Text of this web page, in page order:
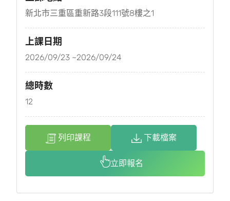
新北市三重區重新路3段111號8樓之1
上課日期
2026/09/23 ~2026/09/24
總時數
12
列印課程 下載檔案
立即報名